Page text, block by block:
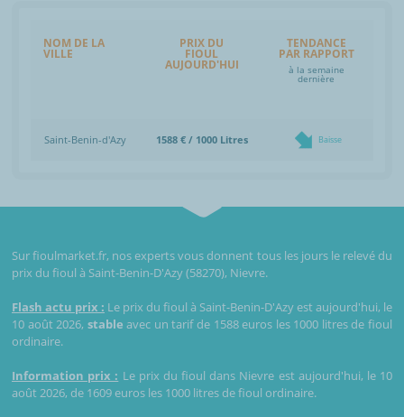
NOM DE LA
VILLE
PRIX DU
FIOUL
AUJOURD'HUI
TENDANCE
PAR RAPPORT
à la semaine
dernière
Saint-Benin-d'Azy 1588 € / 1000 Litres Baisse
Sur fioulmarket.fr, nos experts vous donnent tous les jours le relevé du
prix du fioul à Saint-Benin-D'Azy (58270), Nievre.
Flash actu prix : Le prix du fioul à Saint-Benin-D'Azy est aujourd'hui, le
10 août 2026, stable avec un tarif de 1588 euros les 1000 litres de fioul
ordinaire.
Information prix : Le prix du fioul dans Nievre est aujourd'hui, le 10
août 2026, de 1609 euros les 1000 litres de fioul ordinaire.